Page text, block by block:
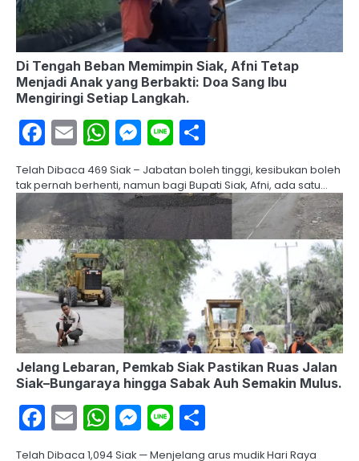
Di Tengah Beban Memimpin Siak, Afni Tetap
Menjadi Anak yang Berbakti: Doa Sang Ibu
Mengiringi Setiap Langkah.
Facebook
EmailWhatsApp
Messenger
Line
Telah Dibaca 469 Siak – Jabatan boleh tinggi, kesibukan boleh
tak pernah berhenti, namun bagi Bupati Siak, Afni, ada satu…
Jelang Lebaran, Pemkab Siak Pastikan Ruas Jalan
Siak–Bungaraya hingga Sabak Auh Semakin Mulus.
Facebook
EmailWhatsApp
Messenger
Line
Telah Dibaca 1,094 Siak — Menjelang arus mudik Hari Raya